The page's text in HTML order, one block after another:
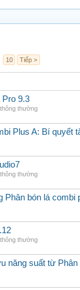
10 Tiếp >
Pro 9.3
thường
Plus A: Bí quyết
thường
Phân bón lá combi
thường
năng suất từ Phân